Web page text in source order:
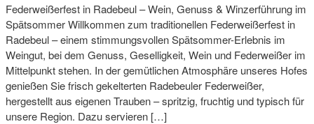
Federweißerfest in Radebeul – Wein, Genuss & Winzerführung im
Spätsommer Willkommen zum traditionellen Federweißerfest in
Radebeul – einem stimmungsvollen Spätsommer-Erlebnis im
Weingut, bei dem Genuss, Geselligkeit, Wein und Federweißer im
Mittelpunkt stehen. In der gemütlichen Atmosphäre unseres Hofes
genießen Sie frisch gekelterten Radebeuler Federweißer,
hergestellt aus eigenen Trauben – spritzig, fruchtig und typisch für
unsere Region. Dazu servieren […]